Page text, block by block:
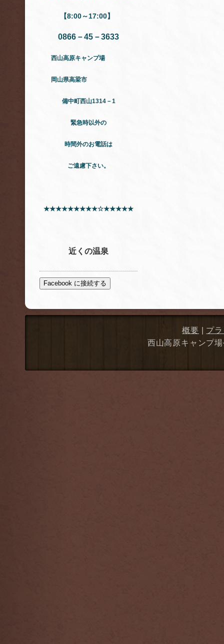
【8:00～17:00】
0866－45－3633
西山高原キャンプ場
岡山県高梁市
備中町西山1314－1
緊急時以外の
時間外のお電話は
ご遠慮下さい。
★★★★★★★★★☆★★★★★
近くの温泉
Facebook に接続する
概要
プ
西山高原キャンプ